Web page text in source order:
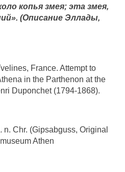
копья змея; эта змея,
(Описание Эллады,
France. Attempt to
in the Parthenon at the
Duponchet (1794-1868).
Chr. (Gipsabguss, Original
Athen